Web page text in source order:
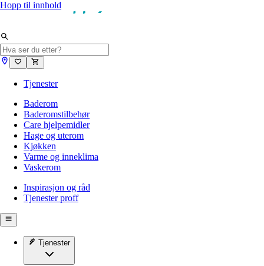
Hopp til innhold
Tjenester
Baderom
Baderomstilbehør
Care hjelpemidler
Hage og uterom
Kjøkken
Varme og inneklima
Vaskerom
Inspirasjon og råd
Tjenester proff
Tjenester